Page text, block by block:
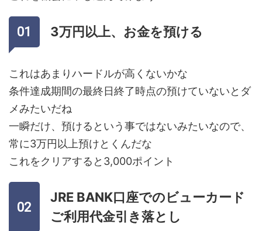
3万円以上、お金を預ける
これはあまりハードルが高くないかな
条件達成期間の最終日終了時点の預けていないとダ
メみたいだね
一瞬だけ、預けるという事ではないみたいなので、
常に3万円以上預けとくんだな
これをクリアすると3,000ポイント
JRE BANK口座でのビューカード
ご利用代金引き落とし